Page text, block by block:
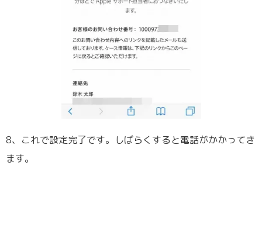
8、これで設定完了です。しばらくすると電話がかかってき
ます。